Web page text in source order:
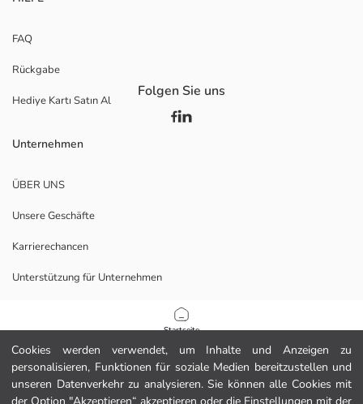
Cookies werden verwendet, um Inhalte und Anzeigen zu
personalisieren, Funktionen für soziale Medien bereitzustellen und
unseren Datenverkehr zu analysieren. Sie können alle Cookies mit
Startseite
Kategorien
Mein Warenkorb
FAQ
Rückgabe
Hediye Kartı Satın Al
Unternehmen
ÜBER UNS
Unsere Geschäfte
Karrierechancen
Unterstützung für Unternehmen
Datenschutzerklärung und Sicherheitspolitik
Folgen Sie uns